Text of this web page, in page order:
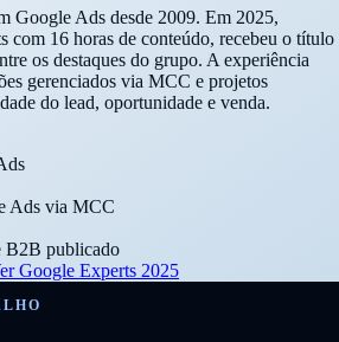
Google Ads desde 2009. Em 2025,
com 16 horas de conteúdo, recebeu o título
os destaques do grupo. A experiência
gerenciados via MCC e projetos
do lead, oportunidade e venda.
Ads via MCC
B2B publicado
Google Experts 2025